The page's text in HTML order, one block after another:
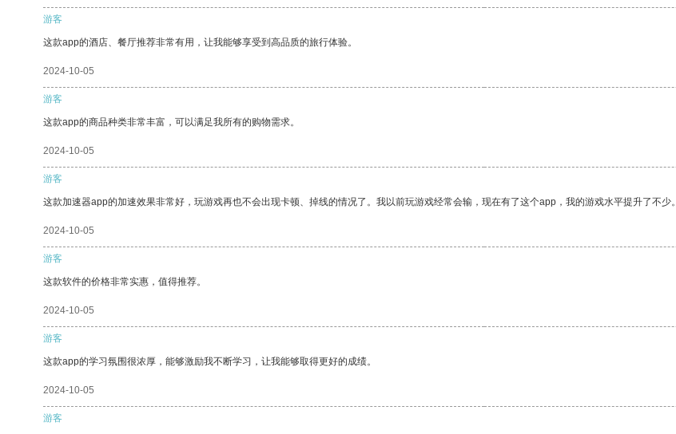
游客
这款app的酒店、餐厅推荐非常有用，让我能够享受到高品质的旅行体验。
2024-10-05
游客
这款app的商品种类非常丰富，可以满足我所有的购物需求。
2024-10-05
游客
这款加速器app的加速效果非常好，玩游戏再也不会出现卡顿、掉线的情况了。我以前玩游戏经常会输，现在有了这个app，我的游戏水平提升了不少。
2024-10-05
游客
这款软件的价格非常实惠，值得推荐。
2024-10-05
游客
这款app的学习氛围很浓厚，能够激励我不断学习，让我能够取得更好的成绩。
2024-10-05
游客